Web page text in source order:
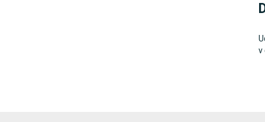
v